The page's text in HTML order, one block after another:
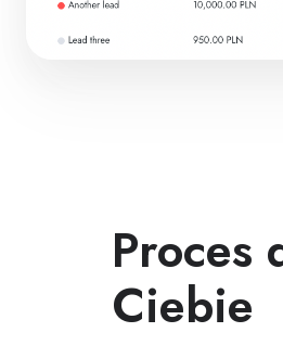
Proces
Ciebie